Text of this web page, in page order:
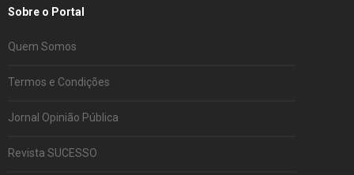
Sobre o Portal
Quem Somos
Termos e Condições
Jornal Opinião Pública
Revista SUCESSO